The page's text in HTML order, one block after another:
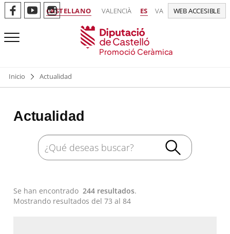
CASTELLANO VALENCIÀ ES VA WEB ACCESIBLE
Promoció Ceràmica
Inicio Actualidad
Actualidad
Se han encontrado244 resultados.
Mostrando resultados del 73 al 84